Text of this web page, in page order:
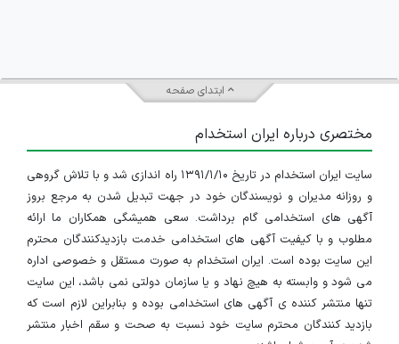
ابتدای صفحه
مختصری درباره ایران استخدام
سایت ایران استخدام در تاریخ ۱۳۹۱/۱/۱۰ راه اندازی شد و با تلاش گروهی
و روزانه مدیران و نویسندگان خود در جهت تبدیل شدن به مرجع بروز
آگهی های استخدامی گام برداشت. سعی همیشگی همکاران ما ارائه
مطلوب و با کیفیت آگهی های استخدامی خدمت بازدیدکنندگان محترم
این سایت بوده است. ایران استخدام به صورت مستقل و خصوصی اداره
می شود و وابسته به هیچ نهاد و یا سازمان دولتی نمی باشد، این سایت
تنها منتشر کننده ی آگهی های استخدامی بوده و بنابراین لازم است که
بازدید کنندگان محترم سایت خود نسبت به صحت و سقم اخبار منتشر